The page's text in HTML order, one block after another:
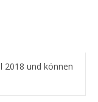
2018 und können